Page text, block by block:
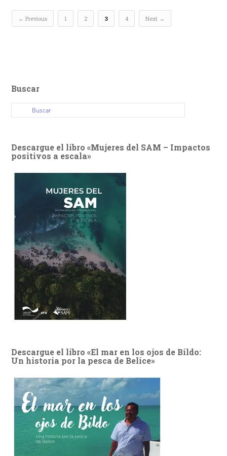
← Previous 1 2 3 4 Next →
Buscar
Descargue el libro «Mujeres del SAM – Impactos
positivos a escala»
Descargue el libro «El mar en los ojos de Bildo:
Un historia por la pesca de Belice»